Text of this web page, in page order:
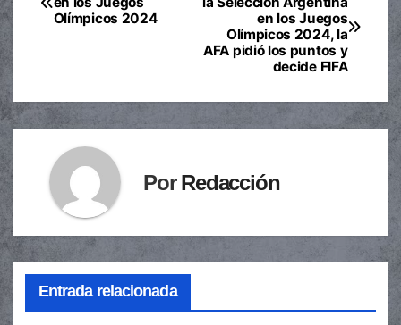
de
en los Juegos
Olímpicos 2024, la
AFA pidió los puntos y
decide FIFA
Olímpicos 2024
PorRedacción
Entrada relacionada